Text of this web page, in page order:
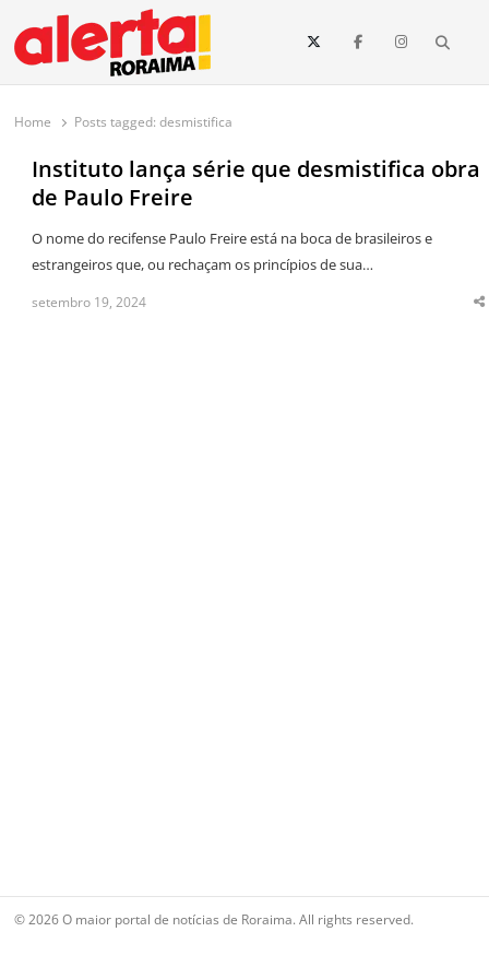
conteúdo
O maior portal de notícias de Roraima
O Alerta Roraima é seu portal de notícias completo sobre política,
e todo o estado de Roraima. Fique sempre informado com
Home Posts tagged:desmistifica
Instituto lança série que desmistifica obra
de Paulo Freire
O nome do recifense Paulo Freire está na boca de brasileiros e
estrangeiros que, ou rechaçam os princípios de sua…
setembro 19, 2024
© 2026 O maior portal de notícias de Roraima. All rights reserved.